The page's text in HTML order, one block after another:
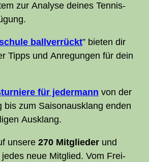
zur Ana­ly­se dei­nes Ten­nis­
ball­ver­rückt” bie­ten dir
Tipps und Anre­gun­gen für dein
für jeder­mann von der
bis zum Sai­son­aus­klang enden
Ausklang.
unse­re 270 Mit­glieder und
neue Mit­glied. Vom Frei­